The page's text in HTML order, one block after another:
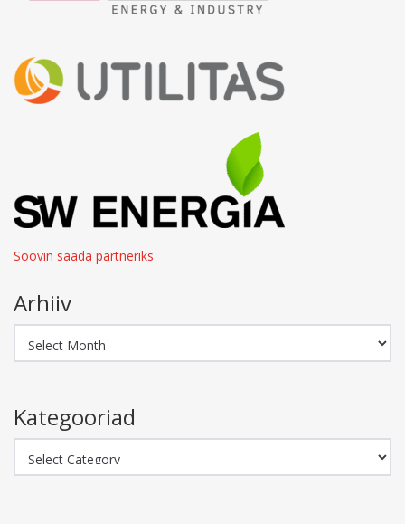
Soovin saada partneriks
Arhiiv
Kategooriad